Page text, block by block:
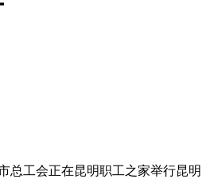
工会正在昆明职工之家举行昆明